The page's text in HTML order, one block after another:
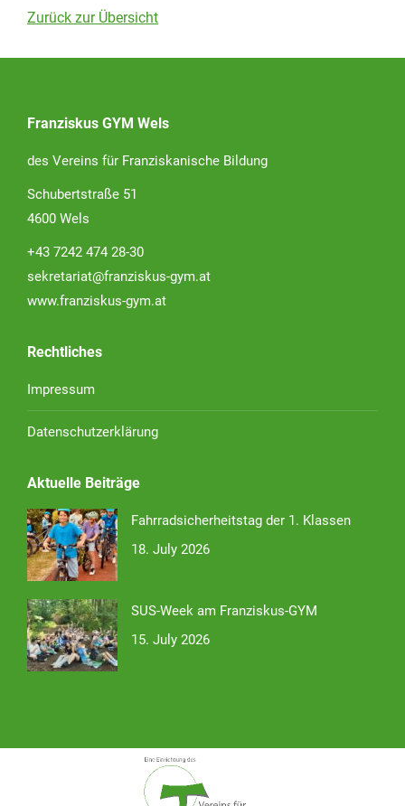
Zurück zur Übersicht
Franziskus GYM Wels
des Vereins für Franziskanische Bildung
Schubertstraße 51
4600 Wels
+43 7242 474 28-30
sekretariat@franziskus-gym.at
www.franziskus-gym.at
Rechtliches
Impressum
Datenschutzerklärung
Aktuelle Beiträge
Fahrradsicherheitstag der 1. Klassen
18. July 2026
SUS-Week am Franziskus-GYM
15. July 2026